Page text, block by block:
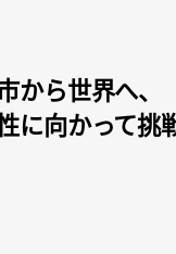
から世界へ、
に向かって挑